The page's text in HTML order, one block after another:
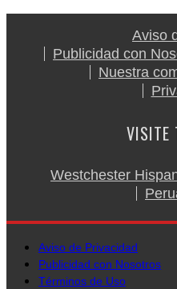
Aviso
Publicidad con
Nuestra
VISITE
Westchester
Aviso de Privacidad
Publicidad con Nosotros
Términos de Uso